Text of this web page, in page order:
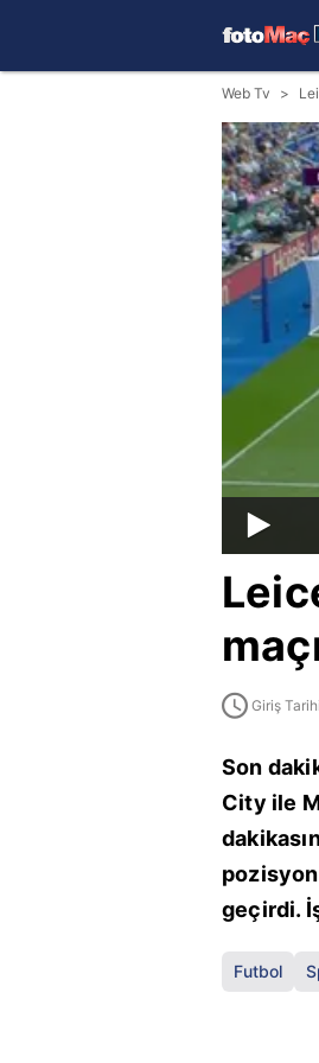
Web Tv
Giriş
Son
City ile
geçirdi.
Futbol